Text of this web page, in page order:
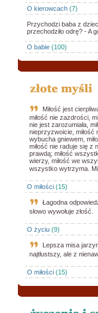
O kierowcach (7)
Przychodzi baba z
przechodziło odrę? - A
O babie (100)
Miłość jest
miłość nie zazdrości,
nie jest zarozumiała,
nieprzyzwoicie, miłość
wybucha gniewem,
miłość nie raduje się z
prawdą; miłość
wierzy, miłość we
wszystko wytrzyma.
O miłości (15)
Łagodna
słowo wywołuje złość.
O życiu (9)
Lepsza misa
najtłustszy, ale z
O miłości (15)